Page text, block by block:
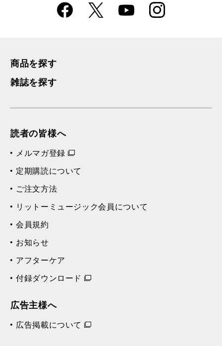
Faceboo
k
X YouTube Instagra
m
商品を探す
雑誌を探す
読者の皆様へ
メルマガ登録
定期購読について
ご注文方法
リットーミュージック会員について
会員規約
お知らせ
アフターケア
付録ダウンロード
広告主様へ
広告掲載について